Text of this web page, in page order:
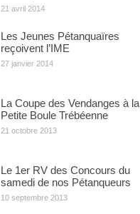
21 avril 2014
Les Jeunes Pétanquaïres
reçoivent l’IME
27 janvier 2014
La Coupe des Vendanges à la
Petite Boule Trébéenne
21 octobre 2013
Le 1er RV des Concours du
samedi de nos Pétanqueurs
10 septembre 2013